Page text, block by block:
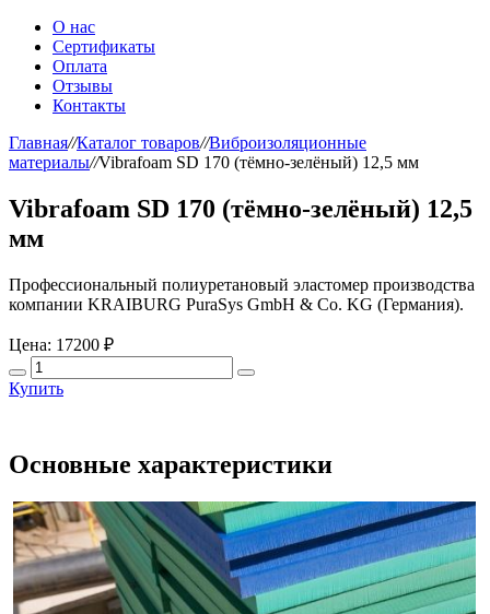
О нас
Сертификаты
Оплата
Отзывы
Контакты
Главная//Каталог товаров//Виброизоляционные
материалы//Vibrafoam SD 170 (тёмно-зелёный) 12,5 мм
Vibrafoam SD 170 (тёмно-зелёный) 12,5
мм
Профессиональный полиуретановый эластомер производства
компании KRAIBURG PuraSys GmbH & Co. KG (Германия).
Цена: 17200 ₽
Купить
Основные характеристики